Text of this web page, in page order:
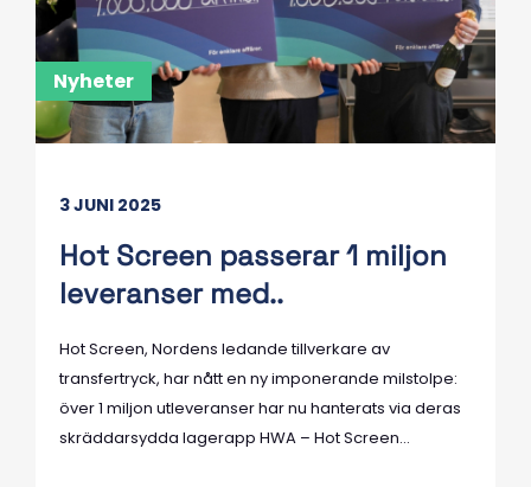
Nyheter
3 JUNI 2025
Hot Screen passerar 1 miljon
leveranser med..
Hot Screen, Nordens ledande tillverkare av
transfertryck, har nått en ny imponerande milstolpe:
över 1 miljon utleveranser har nu hanterats via deras
skräddarsydda lagerapp HWA – Hot Screen...